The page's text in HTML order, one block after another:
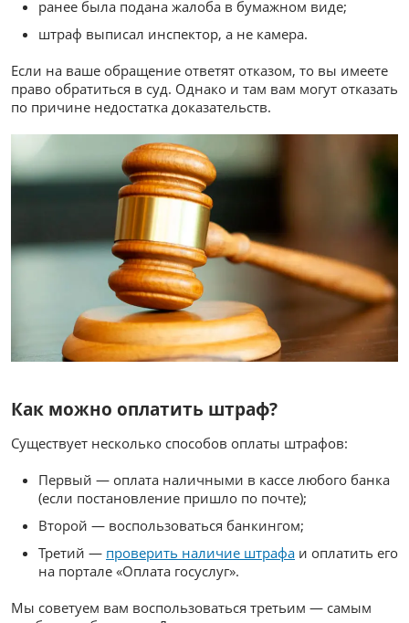
ранее была подана жалоба в бумажном виде;
штраф выписал инспектор, а не камера.
Если на ваше обращение ответят отказом, то вы имеете
право обратиться в суд. Однако и там вам могут отказать
по причине недостатка доказательств.
Как можно оплатить штраф?
Существует несколько способов оплаты штрафов:
Первый — оплата наличными в кассе любого банка
(если постановление пришло по почте);
Второй — воспользоваться банкингом;
Третий — проверить наличие штрафа и оплатить его
на портале «Оплата госуслуг».
Мы советуем вам воспользоваться третьим — самым